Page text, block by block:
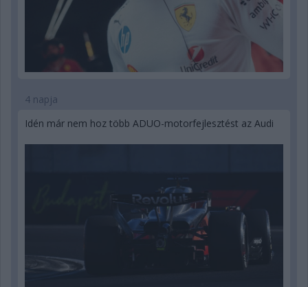
4 napja
Idén már nem hoz több ADUO-motorfejlesztést az Audi